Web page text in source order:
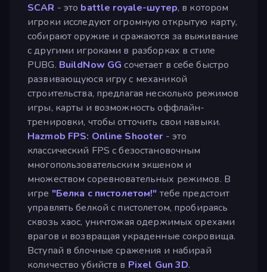
SCAR - это battle royale-шутер, в котором
игроки исследуют огромную открытую карту,
собирают оружие и сражаются за выживание
с другими игроками в разборках в стиле
PUBG. BuildNow GG сочетает в себе быстро
развивающуюся игру с механикой
строительства, предлагая несколько режимов
игры, карты и возможность оффлайн-
тренировки, чтобы отточить свои навыки.
Hazmob FPS: Online Shooter - это
классический FPS с безостановочным
многопользовательским экшеном и
множеством соревновательных режимов. В
игре "Белка с пистолетом!" тебе предстоит
управлять белкой с пистолетом, пробираясь
сквозь хаос, уничтожая одержимых орехами
врагов и возвращая украденные сокровища.
Вступай в блочные сражения и набирай
количество убийств в Pixel Gun 3D.